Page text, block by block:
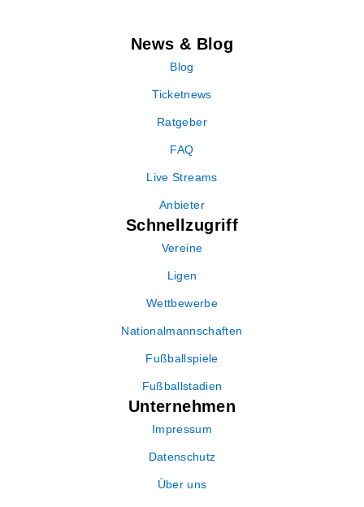
News & Blog
Blog
Ticketnews
Ratgeber
FAQ
Live Streams
Anbieter
Schnellzugriff
Vereine
Ligen
Wettbewerbe
Nationalmannschaften
Fußballspiele
Fußballstadien
Unternehmen
Impressum
Datenschutz
Über uns